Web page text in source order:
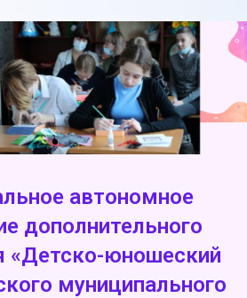
автономное
дополнительного
«Детско-юношеский
муниципального